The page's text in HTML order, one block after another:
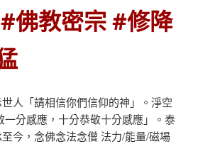
佛教密宗 #修降
人「請相信你們信仰的神」。淨空
一分感應，十分恭敬十分感應」。泰
今，念佛念法念僧 法力/能量/磁場